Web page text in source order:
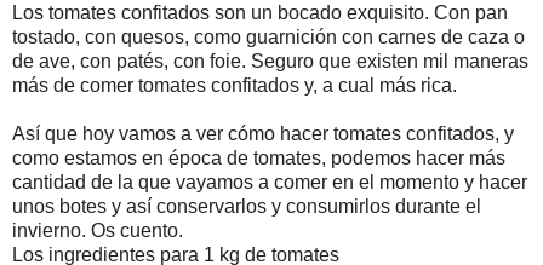
Los tomates confitados son un bocado exquisito. Con pan
tostado, con quesos, como guarnición con carnes de caza o
de ave, con patés, con foie. Seguro que existen mil maneras
más de comer tomates confitados y, a cual más rica.
Así que hoy vamos a ver cómo hacer tomates confitados, y
como estamos en época de tomates, podemos hacer más
cantidad de la que vayamos a comer en el momento y hacer
unos botes y así conservarlos y consumirlos durante el
invierno. Os cuento.
Los ingredientes para 1 kg de tomates